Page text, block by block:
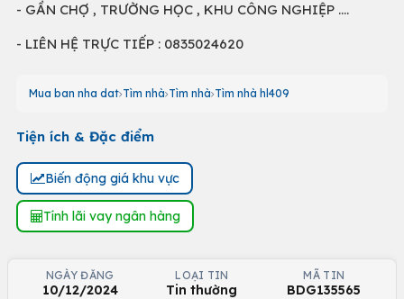
- GẦN CHỢ , TRƯỜNG HỌC , KHU CÔNG NGHIỆP ….
- LIÊN HỆ TRỰC TIẾP : 0835024620
Mua ban nha dat Tìm nhà Tìm nhà Tìm nhà hl409
Tiện ích & Đặc điểm
Biến động giá khu vực
Tính lãi vay ngân hàng
NGÀY ĐĂNG
10/12/2024
LOẠI TIN
Tin thường
MÃ TIN
BDG135565